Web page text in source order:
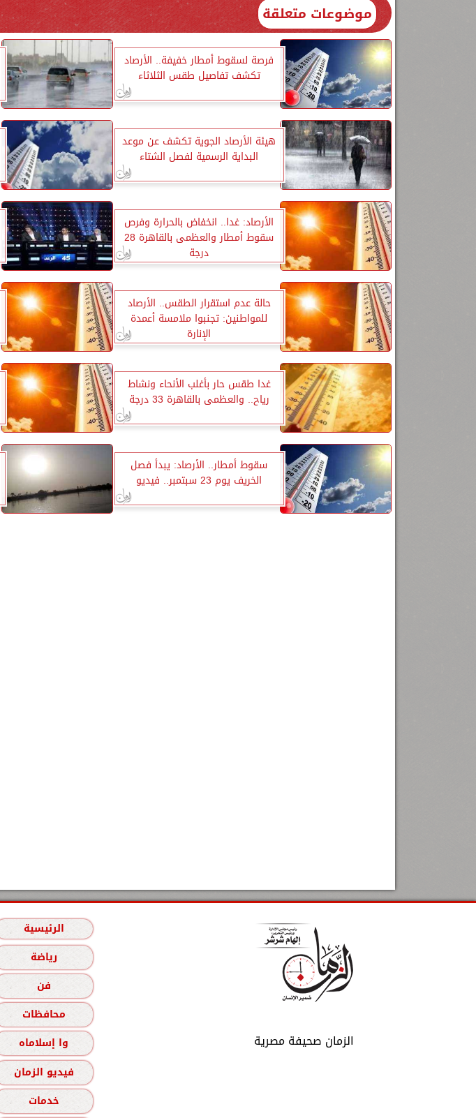
موضوعات متعلقة
فرصة لسقوط أمطار خفيفة.. الأرصاد
تكشف تفاصيل طقس الثلاثاء
هيئة الأرصاد الجوية تكشف عن موعد
البداية الرسمية لفصل الشتاء
الأرصاد: غدا.. انخفاض بالحرارة وفرص
سقوط أمطار والعظمى بالقاهرة 28
درجة
حالة عدم استقرار الطقس.. الأرصاد
للمواطنين: تجنبوا ملامسة أعمدة
الإنارة
غدا طقس حار بأغلب الأنحاء ونشاط
رياح.. والعظمى بالقاهرة 33 درجة
سقوط أمطار.. الأرصاد: يبدأ فصل
الخريف يوم 23 سبتمبر.. فيديو
الزمان صحيفة مصرية
الرئيسية
رياضة
فن
محافظات
وا إسلاماه
فيديو الزمان
خدمات